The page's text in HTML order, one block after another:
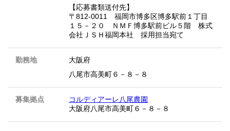
【応募書類送付先】
〒812-0011 福岡市博多区博多駅前１丁目
１５－２０ ＮＭＦ博多駅前ビル５階 株式
会社ＪＳＨ福岡本社 採用担当宛て
勤務地
大阪府
八尾市高美町６－８－８
募集拠点
コルディアーレ八尾農園
大阪府八尾市高美町６－８－８